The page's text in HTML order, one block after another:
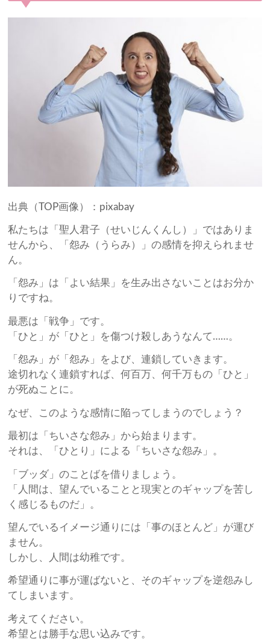
出典（TOP画像）：pixabay
私たちは「聖人君子（せいじんくんし）」ではありま
せんから、「怨み（うらみ）」の感情を抑えられませ
ん。
「怨み」は「よい結果」を生み出さないことはお分か
りですね。
最悪は「戦争」です。
「ひと」が「ひと」を傷つけ殺しあうなんて……。
「怨み」が「怨み」をよび、連鎖していきます。
途切れなく連鎖すれば、何百万、何千万もの「ひと」
が死ぬことに。
なぜ、このような感情に陥ってしまうのでしょう？
最初は「ちいさな怨み」から始まります。
それは、「ひとり」による「ちいさな怨み」。
「ブッダ」のことばを借りましょう。
「人間は、望んでいることと現実とのギャップを苦し
く感じるものだ」。
望んでいるイメージ通りには「事のほとんど」が運び
ません。
しかし、人間は幼稚です。
希望通りに事が運ばないと、そのギャップを逆怨みし
てしまいます。
考えてください。
希望とは勝手な思い込みです。